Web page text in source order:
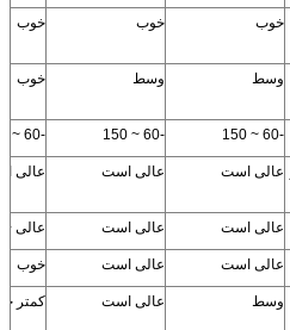
خوب خوب خوب
وسط وسط خوب
-60 ~ 150
-60 ~ 150
-60 ~ 150
عالی است عالی است عالی
عالی است عالی است عالی +
عالی است عالی است خوب
وسط عالی است کمتر